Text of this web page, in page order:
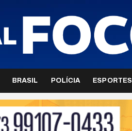
BRASIL POLÍCIA ESPORTES